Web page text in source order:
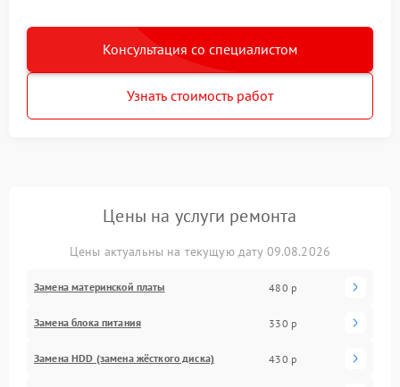
Консультация со специалистом
Узнать стоимость работ
Цены на услуги ремонта
Цены актуальны на текущую дату 09.08.2026
Замена материнской платы 480 р
Замена блока питания 330 р
Замена HDD (замена жёсткого диска) 430 р